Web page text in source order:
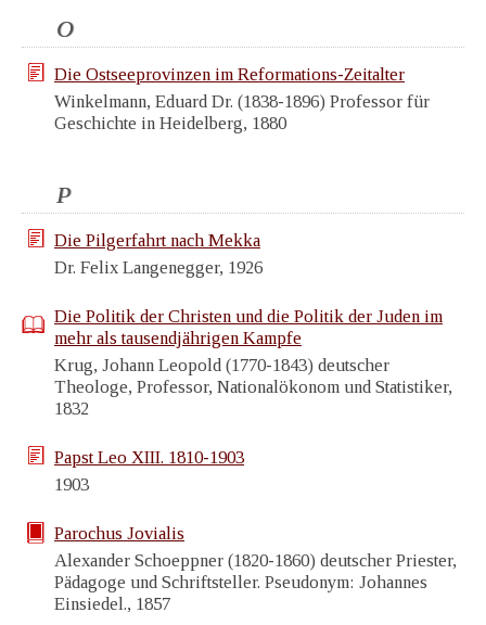
O
Die Ostseeprovinzen im Reformations-Zeitalter
Winkelmann, Eduard Dr. (1838-1896) Professor für
Geschichte in Heidelberg, 1880
P
Die Pilgerfahrt nach Mekka
Dr. Felix Langenegger, 1926
Die Politik der Christen und die Politik der Juden im
mehr als tausendjährigen Kampfe
Krug, Johann Leopold (1770-1843) deutscher
Theologe, Professor, Nationalökonom und Statistiker,
1832
Papst Leo XIII. 1810-1903
1903
Parochus Jovialis
Alexander Schoeppner (1820-1860) deutscher Priester,
Pädagoge und Schriftsteller. Pseudonym: Johannes
Einsiedel., 1857